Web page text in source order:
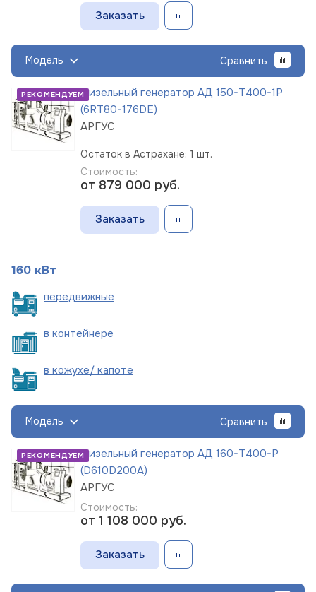
Заказать
Модель Сравнить
РЕКОМЕНДУЕМДизельный генератор АД 150-Т400-1Р
(6RT80-176DE)
АРГУС
Остаток в Астрахане: 1 шт.
Стоимость:
от 879 000 руб.
Заказать
160 кВт
передвижные
в контейнере
в кожухе/ капоте
Модель Сравнить
РЕКОМЕНДУЕМДизельный генератор АД 160-Т400-Р
(D610D200A)
АРГУС
Стоимость:
от 1 108 000 руб.
Заказать